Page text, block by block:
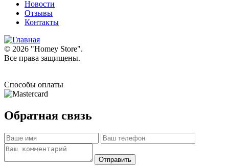
Новости
Отзывы
Контакты
© 2026 "Homey Store".
Все права защищены.
Способы оплаты
Обратная связь